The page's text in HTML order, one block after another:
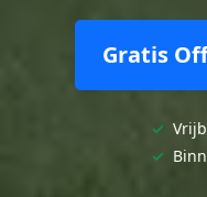
Gratis
✓
✓